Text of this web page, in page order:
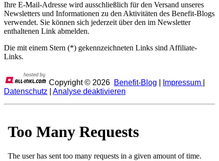
Ihre E-Mail-Adresse wird ausschließlich für den Versand unseres
Newsletters und Informationen zu den Aktivitäten des Benefit-Blogs
verwendet. Sie können sich jederzeit über den im Newsletter
enthaltenen Link abmelden.
Die mit einem Stern (*) gekennzeichneten Links sind Affiliate-
Links.
Copyright © 2026 Benefit-Blog Impressum
Datenschutz
Analyse deaktivieren